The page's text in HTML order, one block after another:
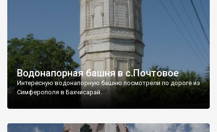
Водонапорная башня в с.Почтовое
Интересную водонапорную башню посмотрели по дороге из
Симферополя в Бахчисарай.